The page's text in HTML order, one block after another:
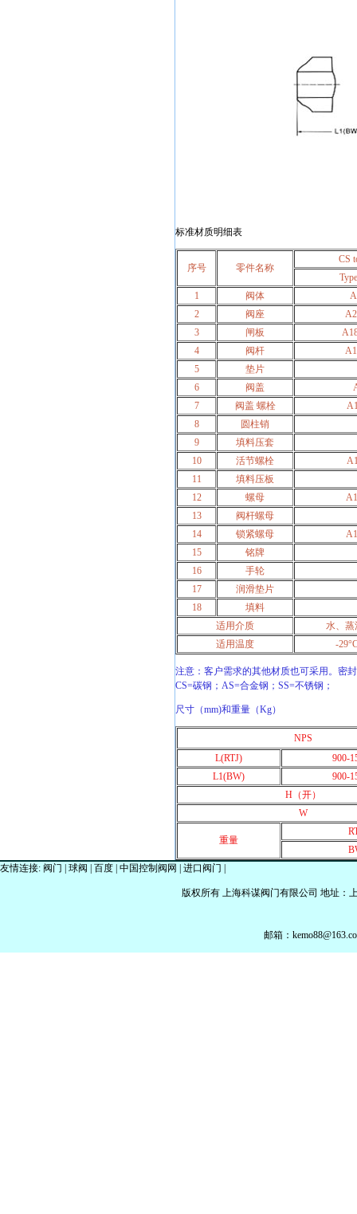
标准材质明细表
序号 零件名称
CS
1
阀体
2
阀座
3
闸板
4
阀杆
5
垫片
6
阀盖
7
阀盖 螺栓
8
圆柱销
9
填料压套
10
活节螺栓
11
填料压板
12
螺母
13
阀杆螺母
14
锁紧螺母
15
铭牌
16
手轮
17
润滑垫片
18
填料
适用介质
水、蒸
适用温度
-
注意：客户需求的其他材质也可采用。密
CS=碳钢；AS=合金钢；SS=不锈钢；
尺寸（mm)和重量（Kg）
NPS
L(RTJ)
900-
L1(BW)
900-
H（开）
W
重量
友情连接: 阀门 球阀 百度 中国控制阀网 进口阀门
版权所有 上海科谋阀门有限公司 地址：
邮箱：